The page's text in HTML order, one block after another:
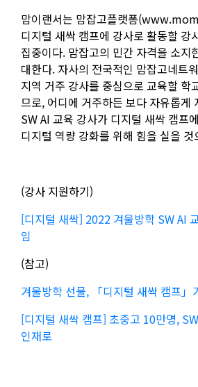
맘이랜서는 맘잡고플랫폼
디지털 새싹 캠프에 강사로 활동할 강
집중이다. 맘잡고의 민간 자격을 소지
대한다. 자사의 전국적인 맘잡고네트
지역 거주 강사를 중심으로 교육할 학
므로, 어디에 거주하든 보다 자유롭게
SW AI 교육 강사가 디지털 새싹 캠프
디지털 역량 강화를 위해 힘을 실을
(강사 지원하기)
[디지털 새싹] 2022 겨울방학 SW AI
임
(참고)
겨울방학 선물, 「디지털 새싹 캠프」
[디지털 새싹 캠프] 초중고 10만명,
인재로